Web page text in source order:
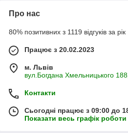
Про нас
80% позитивних з 1119 відгуків за рік
Працює з 20.02.2023
м. Львів
вул.Богдана Хмельницького
Контакти
Сьогодні працює з 09:00 до
Показати весь графік роботи